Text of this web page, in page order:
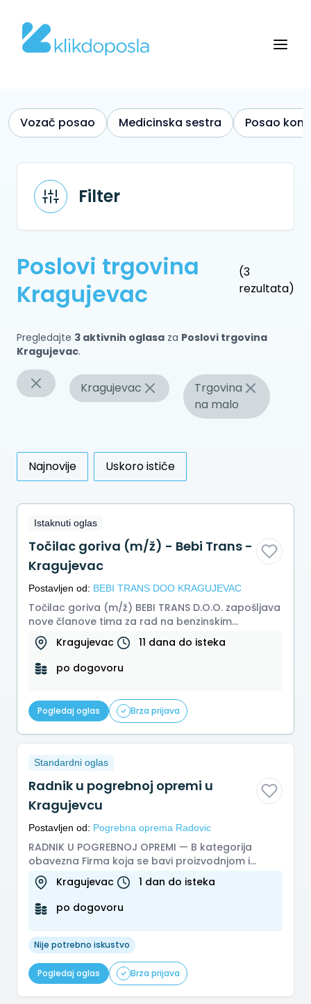
Vozač posao Medicinska sestra Posao
Filter
Poslovi trgovina
Kragujevac
(3
rezultata)
Pregledajte 3 aktivnih oglasa za Poslovi trgovina
Kragujevac.
Kragujevac
Trgovina
na malo
Najnovije Uskoro ističe
Istaknuti oglas
Točilac goriva (m/ž) - Bebi Trans -
Kragujevac
Postavljen od: BEBI TRANS DOO KRAGUJEVAC
Točilac goriva (m/ž) BEBI TRANS D.O.O. zapošljava
nove članove tima za rad na benzinskim
pumpama u Kragujevcu. Posao je...
Kragujevac
11 dana do isteka
po dogovoru
Pogledaj oglas Brza prijava
Standardni oglas
Radnik u pogrebnoj opremi u
Kragujevcu
Postavljen od: Pogrebna oprema Radovic
RADNIK U POGREBNOJ OPREMI — B kategorija
obavezna Firma koja se bavi proizvodnjom i
distribucijom pogrebne opreme raspis...
Kragujevac
1 dan do isteka
po dogovoru
Nije potrebno iskustvo
Pogledaj oglas Brza prijava